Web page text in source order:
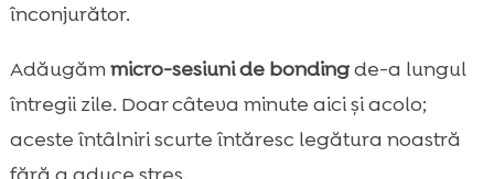
înconjurător.
Adăugămmicro-sesiuni de bondingde-a lungul
întregii zile. Doar câteva minute aici și acolo;
aceste întâlniri scurte întăresc legătura noastră